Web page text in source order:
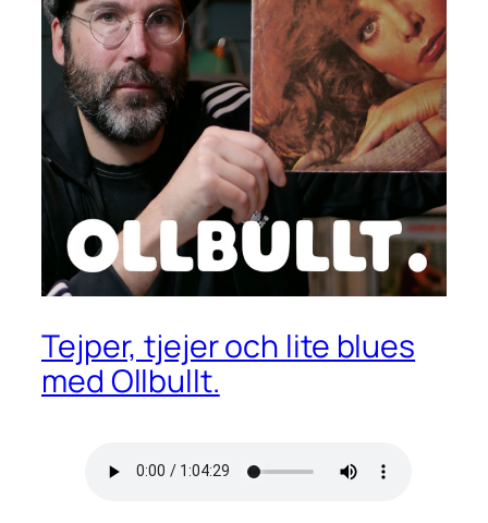
Tejper, tjejer och lite blues
med Ollbullt.